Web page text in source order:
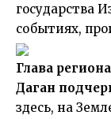
государства
событиях,
Глава
Даган
здесь, на